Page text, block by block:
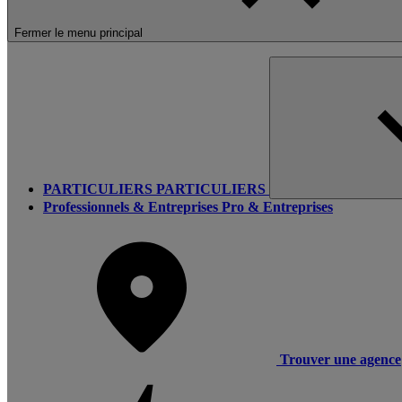
Fermer le menu principal
PARTICULIERS PARTICULIERS
Professionnels & Entreprises Pro & Entreprises
Trouver une agence